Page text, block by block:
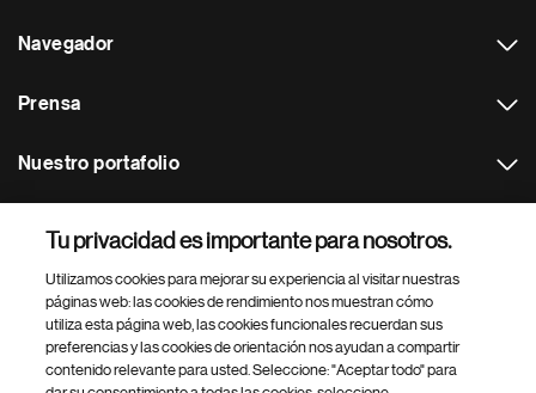
Navegador
Prensa
Nuestro portafolio
Footer Site Search
Tu privacidad es importante para nosotros.
Utilizamos cookies para mejorar su experiencia al visitar nuestras
páginas web: las cookies de rendimiento nos muestran cómo
utiliza esta página web, las cookies funcionales recuerdan sus
preferencias y las cookies de orientación nos ayudan a compartir
contenido relevante para usted. Seleccione: "Aceptar todo" para